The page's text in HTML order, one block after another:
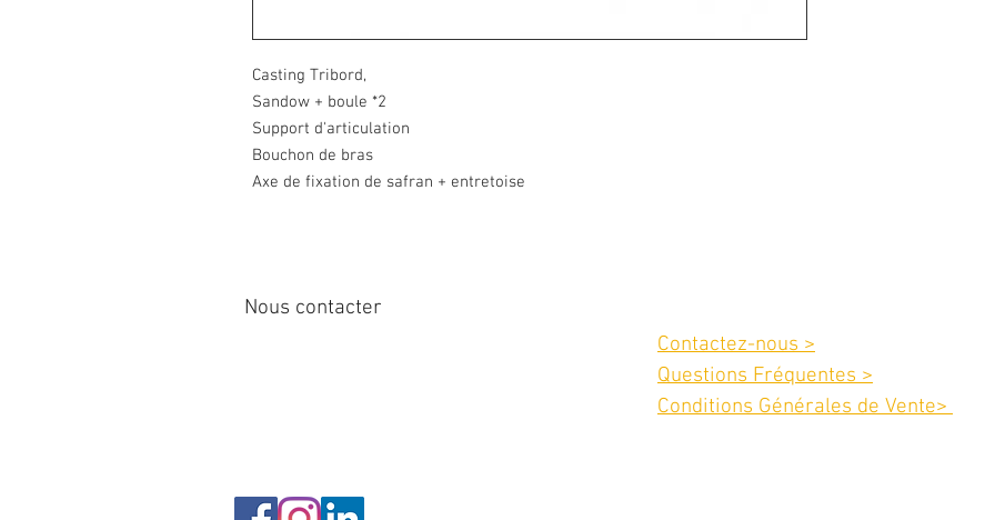
Casting Tribord,
Sandow + boule *2
Support d'articulation
Bouchon de bras
Axe de fixation de safran + entretoise
Nous contacter
Contactez-nous >
Questions Fréquentes >
Conditions Générales de Vente>